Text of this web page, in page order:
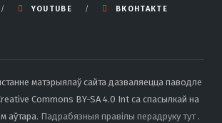
YOUTUBE ВКОНТАКТЕ
матэрыялаў сайта дазваляецца паводле
Creative Commons BY-SA 4.0 Int са спасылкай на
аўтара. Падрабязныя правілы перадруку тут .